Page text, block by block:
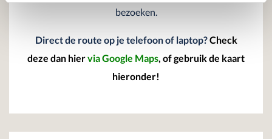
bezoeken.
Direct de route op je telefoon of laptop?Check
deze dan hiervia Google Maps, of gebruik de kaart
hieronder!